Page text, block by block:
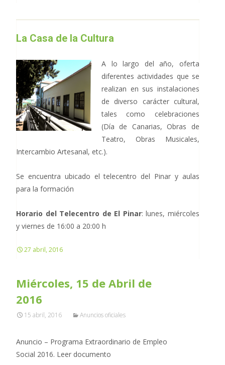
La Casa de la Cultura
A lo largo del año, oferta
diferentes actividades que se
realizan en sus instalaciones
de diverso carácter cultural,
tales como celebraciones
(Día de Canarias, Obras de
Teatro, Obras Musicales,
Intercambio Artesanal, etc.).
Se encuentra ubicado el telecentro del Pinar y aulas
para la formación
Horario del Telecentro de El Pinar: lunes, miércoles
y viernes de 16:00 a 20:00 h
27 abril, 2016
Miércoles, 15 de Abril de
2016
15 abril, 2016 Anuncios oficiales
Anuncio – Programa Extraordinario de Empleo
Social 2016. Leer documento